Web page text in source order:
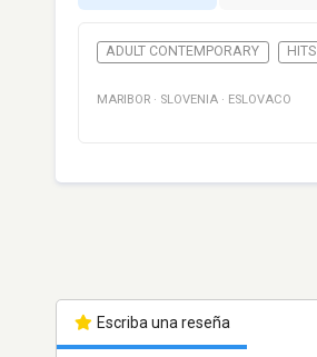
ADULT CONTEMPORARY HITS
MARIBOR · SLOVENIA · ESLOVACO
Escriba una reseña